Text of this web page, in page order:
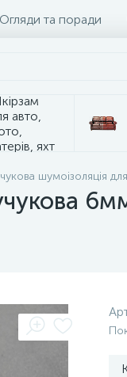
Огляди та поради
авто,
яхт
шумоізоляція